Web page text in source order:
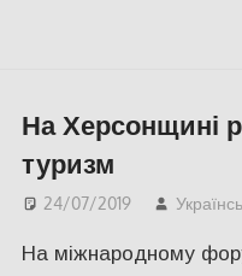
На Херсонщині
туризм
24/07/2019
На міжнародному